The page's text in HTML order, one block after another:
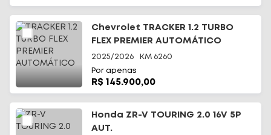
Chevrolet TRACKER 1.2 TURBO
FLEX PREMIER AUTOMÁTICO
2025/2026 KM 6260
Por apenas
R$ 145.900,00
Honda ZR-V TOURING 2.0 16V 5P
AUT.